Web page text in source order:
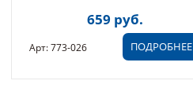
659 руб.
ПОДРОБНЕЕ
Арт: 773-026